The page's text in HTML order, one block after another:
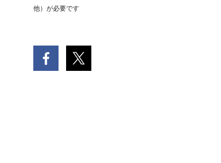
他）が必要です